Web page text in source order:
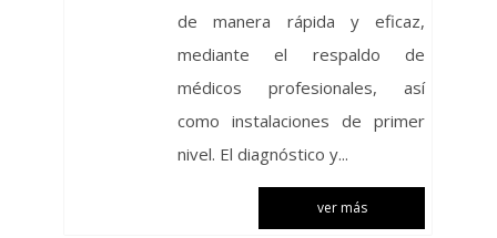
de manera rápida y eficaz,
mediante el respaldo de
médicos profesionales, así
como instalaciones de primer
nivel. El diagnóstico y...
ver más